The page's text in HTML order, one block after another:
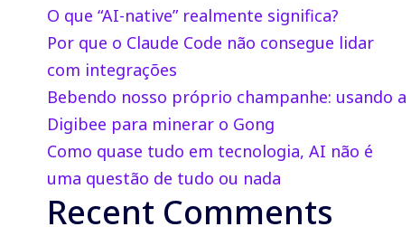
O que “AI-native” realmente significa?
Por que o Claude Code não consegue lidar
com integrações
Bebendo nosso próprio champanhe: usando a
Digibee para minerar o Gong
Como quase tudo em tecnologia, AI não é
uma questão de tudo ou nada
Recent Comments